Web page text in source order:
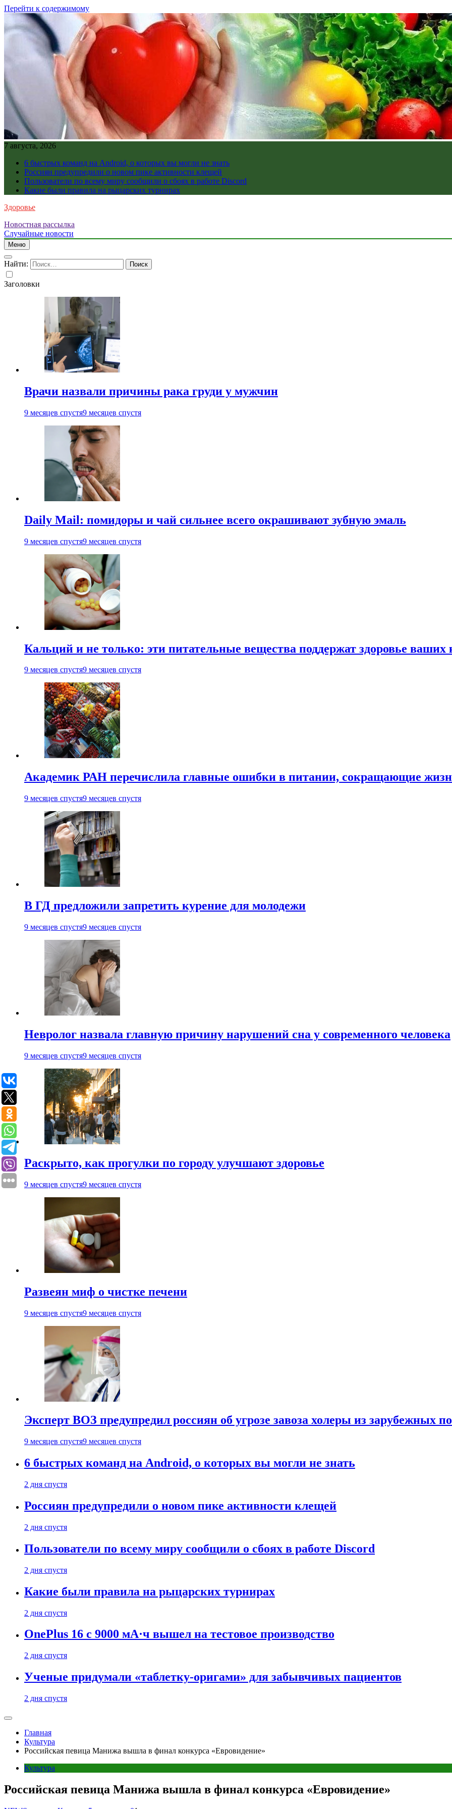
Перейти к содержимому
7 августа, 2026
6 быстрых команд на Android, о которых вы могли не знать
Россиян предупредили о новом пике активности клещей
Пользователи по всему миру сообщили о сбоях в работе Discord
Какие были правила на рыцарских турнирах
Здоровье
Новостная рассылка
Случайные новости
Меню
Найти:
Заголовки
Врачи назвали причины рака груди у мужчин
9 месяцев спустя9 месяцев спустя
Daily Mail: помидоры и чай сильнее всего окрашивают зубную эмаль
9 месяцев спустя9 месяцев спустя
Кальций и не только: эти питательные вещества поддержат здоровье ваших
9 месяцев спустя9 месяцев спустя
Академик РАН перечислила главные ошибки в питании, сокращающие
9 месяцев спустя9 месяцев спустя
В ГД предложили запретить курение для молодежи
9 месяцев спустя9 месяцев спустя
Невролог назвала главную причину нарушений сна у современного человека
9 месяцев спустя9 месяцев спустя
Раскрыто, как прогулки по городу улучшают здоровье
9 месяцев спустя9 месяцев спустя
Развеян миф о чистке печени
9 месяцев спустя9 месяцев спустя
Эксперт ВОЗ предупредил россиян об угрозе завоза холеры из зарубежных
9 месяцев спустя9 месяцев спустя
6 быстрых команд на Android, о которых вы могли не знать
2 дня спустя
Россиян предупредили о новом пике активности клещей
2 дня спустя
Пользователи по всему миру сообщили о сбоях в работе Discord
2 дня спустя
Какие были правила на рыцарских турнирах
2 дня спустя
OnePlus 16 с 9000 мА·ч вышел на тестовое производство
2 дня спустя
Ученые придумали «таблетку-оригами» для забывчивых пациентов
2 дня спустя
Главная
Культура
Российская певица Манижа вышла в финал конкурса «Евровидение»
Культура
Российская певица Манижа вышла в финал конкурса «Евровидение»